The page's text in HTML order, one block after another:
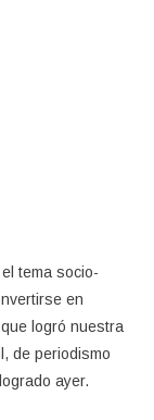
tema socio-
en
logró nuestra
de periodismo
ayer.